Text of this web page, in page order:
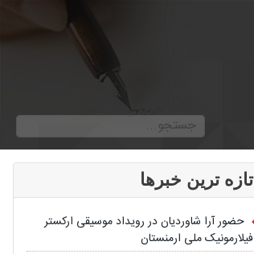
جستجو
or more characters for results.
تازه ترین خبرها
حضور آرا شاوردیان در رویداد موسیقی ارکستر
فیلارمونیک ملی ارمنستان